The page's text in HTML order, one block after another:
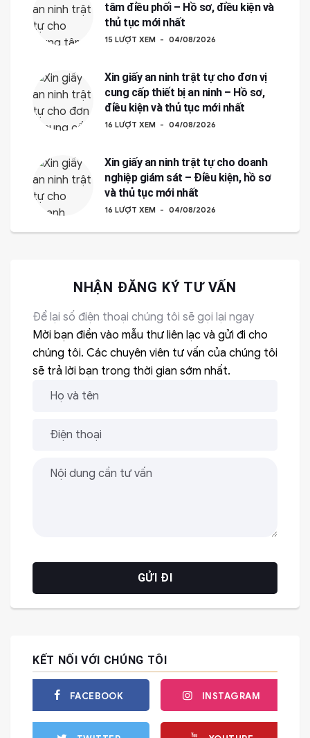
tâm điều phối – Hồ sơ, điều kiện và
thủ tục mới nhất
15 LƯỢT XEM 04/08/2026
Xin giấy an ninh trật tự cho đơn vị
cung cấp thiết bị an ninh – Hồ sơ,
điều kiện và thủ tục mới nhất
16 LƯỢT XEM 04/08/2026
Xin giấy an ninh trật tự cho doanh
nghiệp giám sát – Điều kiện, hồ sơ
và thủ tục mới nhất
16 LƯỢT XEM 04/08/2026
NHẬN ĐĂNG KÝ TƯ VẤN
Để lại số điện thoại chúng tôi sẽ gọi lại ngay
Mời bạn điền vào mẫu thư liên lạc và gửi đi cho
chúng tôi. Các chuyên viên tư vấn của chúng tôi
sẽ trả lời bạn trong thời gian sớm nhất.
KẾT NỐI VỚI CHÚNG TÔI
FACEBOOK INSTAGRAM